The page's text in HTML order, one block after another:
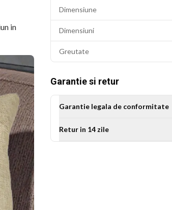
in
Dimensiune
Dimensiuni
Greutate
Garantie si retur
Garantie legala de conformitate
Retur in 14 zile